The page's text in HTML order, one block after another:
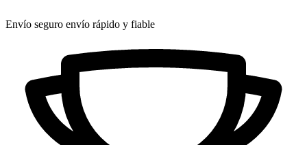
Envío seguro envío rápido y fiable